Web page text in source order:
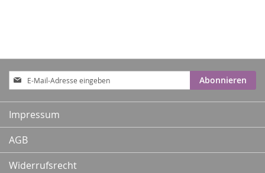
Anmeldung
zum
Newsletter:
Abonnieren
Impressum
AGB
Widerrufsrecht